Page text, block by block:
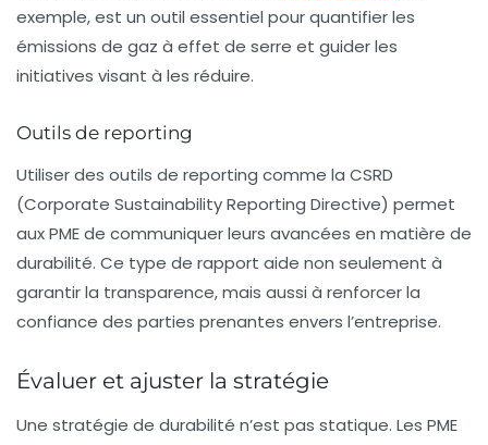
exemple, est un outil essentiel pour quantifier les
émissions de gaz à effet de serre et guider les
initiatives visant à les réduire.
Outils de reporting
Utiliser des outils de reporting comme la CSRD
(Corporate Sustainability Reporting Directive) permet
aux PME de communiquer leurs avancées en matière de
durabilité. Ce type de rapport aide non seulement à
garantir la transparence, mais aussi à renforcer la
confiance des parties prenantes envers l’entreprise.
Évaluer et ajuster la stratégie
Une stratégie de durabilité n’est pas statique. Les PME